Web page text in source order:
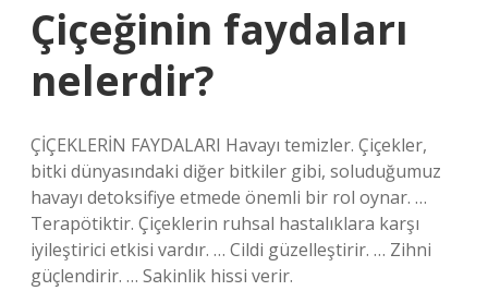
Çiçeğinin faydaları
nelerdir?
ÇİÇEKLERİN FAYDALARI Havayı temizler. Çiçekler,
bitki dünyasındaki diğer bitkiler gibi, soluduğumuz
havayı detoksifiye etmede önemli bir rol oynar. …
Terapötiktir. Çiçeklerin ruhsal hastalıklara karşı
iyileştirici etkisi vardır. … Cildi güzelleştirir. … Zihni
güçlendirir. … Sakinlik hissi verir.